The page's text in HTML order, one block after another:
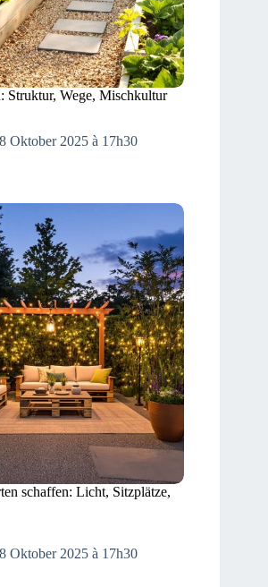
Struktur, Wege, Mischkultur
Oktober 2025 à 17h30
schaffen: Licht, Sitzplätze,
Oktober 2025 à 17h30